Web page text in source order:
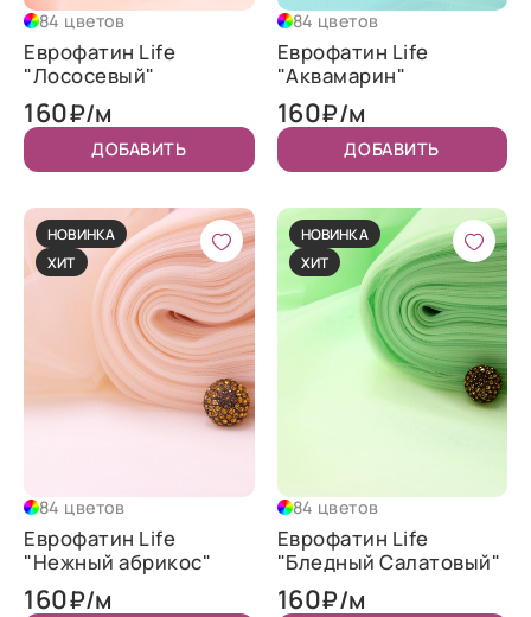
84 цветов
Еврофатин Life
"Лососевый"
160₽/м
ДОБАВИТЬ
84 цветов
Еврофатин Life
"Аквамарин"
160₽/м
ДОБАВИТЬ
НОВИНКА
ХИТ
84 цветов
Еврофатин Life
"Нежный абрикос"
160₽/м
НОВИНКА
ХИТ
84 цветов
Еврофатин Life
"Бледный Салатовый"
160₽/м